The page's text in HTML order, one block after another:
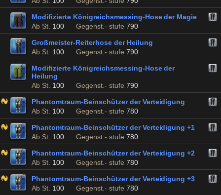
Modifizierte Königreichsmessing-Hose der Magie
Ab St. 100 Gegenst.- stufe 790
Großmeister-Reiterhose der Heilung
Ab St. 100 Gegenst.- stufe 790
Modifizierte Königreichsmessing-Hose der
Heilung
Ab St. 100 Gegenst.- stufe 790
Phantomtraum-Beinschützer der Verteidigung
Ab St. 100 Gegenst.- stufe 780
Phantomtraum-Beinschützer der Verteidigung +1
Ab St. 100 Gegenst.- stufe 780
Phantomtraum-Beinschützer der Verteidigung +2
Ab St. 100 Gegenst.- stufe 780
Phantomtraum-Beinschützer der Verteidigung +3
Ab St. 100 Gegenst.- stufe 780